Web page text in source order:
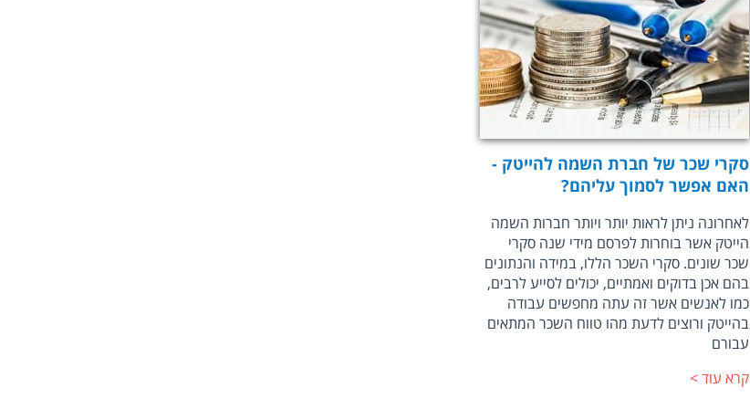
סקרי שכר של חברת השמה להייטק -
האם אפשר לסמוך עליהם?
לאחרונה ניתן לראות יותר ויותר חברות השמה
הייטק אשר בוחרות לפרסם מידי שנה סקרי
שכר שונים. סקרי השכר הללו, במידה והנתונים
בהם אכן בדוקים ואמתיים, יכולים לסייע לרבים,
כמו לאנשים אשר זה עתה מחפשים עבודה
בהייטק ורוצים לדעת מהו טווח השכר המתאים
עבורם
קרא עוד